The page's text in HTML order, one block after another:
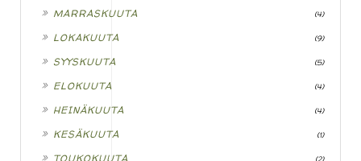
MARRASKUUTA (4)
LOKAKUUTA (9)
SYYSKUUTA (5)
ELOKUUTA (4)
HEINÄKUUTA (4)
KESÄKUUTA (1)
TOUKOKUUTA